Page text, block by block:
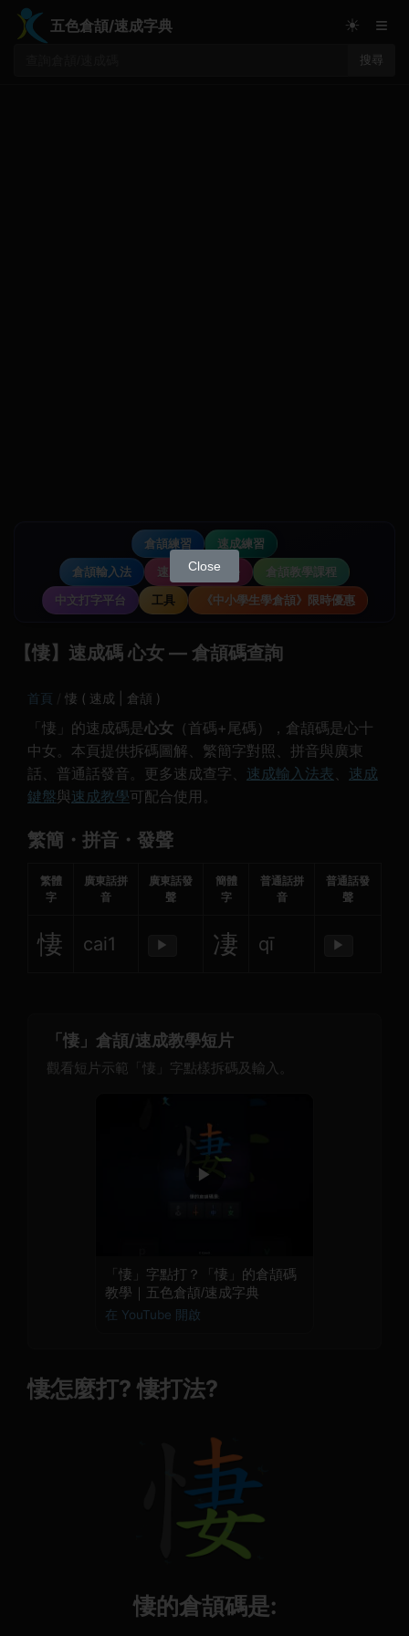
五色倉頡/速成字典
搜尋
☀ ≡
倉頡練習
速成練習
倉頡輸入法
速成輸入法教學
倉頡教學課程
中文打字平台
工具 《中小學生學倉頡》限時優惠
【悽】速成碼 心女 — 倉頡碼查詢
首頁 悽 ( 速成 | 倉頡 )
「悽」的速成碼是 心女 （首碼+尾碼），倉頡碼是心十
中女。本頁提供拆碼圖解、繁簡字對照、拼音與廣東
話、普通話發音。更多速成查字、 速成輸入法表、 速成
鍵盤與速成教學可配合使用。
繁簡・拼音・發聲
繁體
字
廣東話拼
音
廣東話發
聲
簡體
字
普通話拼
音
普通話發
聲
悽 cai1 ▶ 凄 qī ▶
「悽」倉頡/速成教學短片
觀看短片示範「悽」字點樣拆碼及輸入。
▶
「悽」字點打？「悽」的倉頡碼
教學｜五色倉頡/速成字典
在 YouTube 開啟
悽怎麼打? 悽打法?
悽的倉頡碼是:
Close